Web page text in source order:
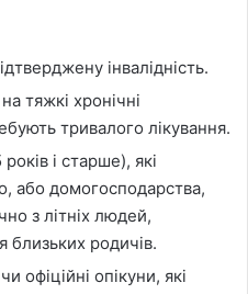
інвалідність.
тяжкі хронічні
тривалого лікування.
і старше), які
або домогосподарства,
з літніх людей,
близьких родичів.
офіційні опікуни, які